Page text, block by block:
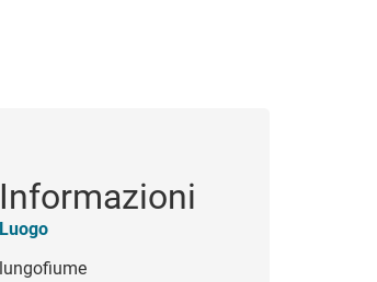
Informazioni
Luogo
lungofiume